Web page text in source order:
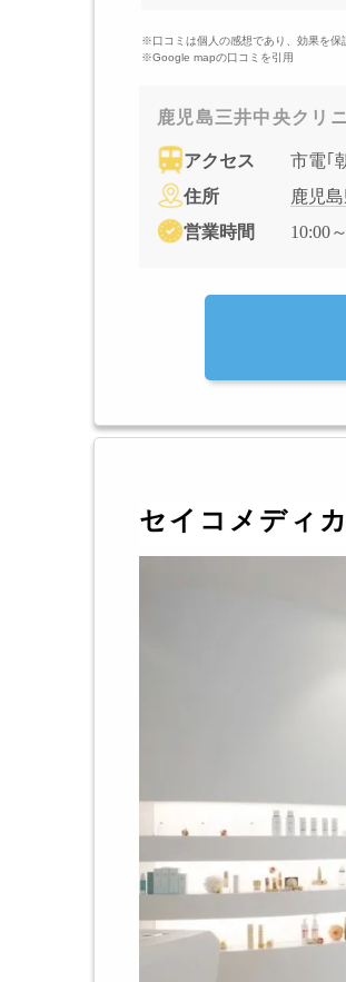
※口コミは個人の感想であり、効果を保
※Google mapの口コミを引用
鹿児島三井中央クリ
アクセス
市電｢
住所
鹿児
営業時間
10:00
セイコメディ